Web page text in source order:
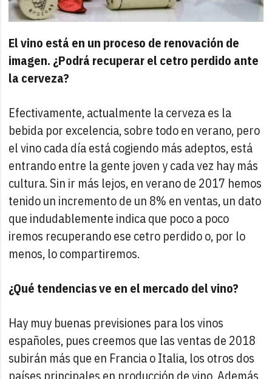
El vino está en un proceso de renovación de
imagen. ¿Podrá recuperar el cetro perdido ante
la cerveza?
Efectivamente, actualmente la cerveza es la
bebida por excelencia, sobre todo en verano, pero
el vino cada día está cogiendo más adeptos, está
entrando entre la gente joven y cada vez hay más
cultura. Sin ir más lejos, en verano de 2017 hemos
tenido un incremento de un 8% en ventas, un dato
que indudablemente indica que poco a poco
iremos recuperando ese cetro perdido o, por lo
menos, lo compartiremos.
¿Qué tendencias ve en el mercado del vino?
Hay muy buenas previsiones para los vinos
españoles, pues creemos que las ventas de 2018
subirán más que en Francia o Italia, los otros dos
países principales en producción de vino. Además,